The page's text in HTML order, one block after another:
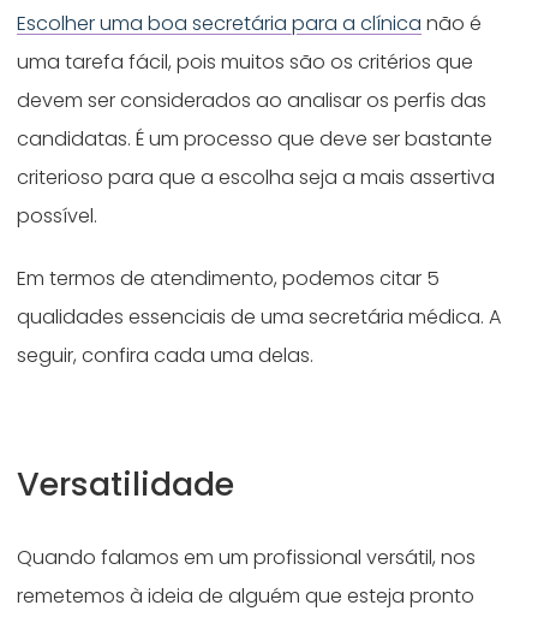
Escolher uma boa secretária para a clínica não é
uma tarefa fácil, pois muitos são os critérios que
devem ser considerados ao analisar os perfis das
candidatas. É um processo que deve ser bastante
criterioso para que a escolha seja a mais assertiva
possível.
Em termos de atendimento, podemos citar 5
qualidades essenciais de uma secretária médica. A
seguir, confira cada uma delas.
Versatilidade
Quando falamos em um profissional versátil, nos
remetemos à ideia de alguém que esteja pronto